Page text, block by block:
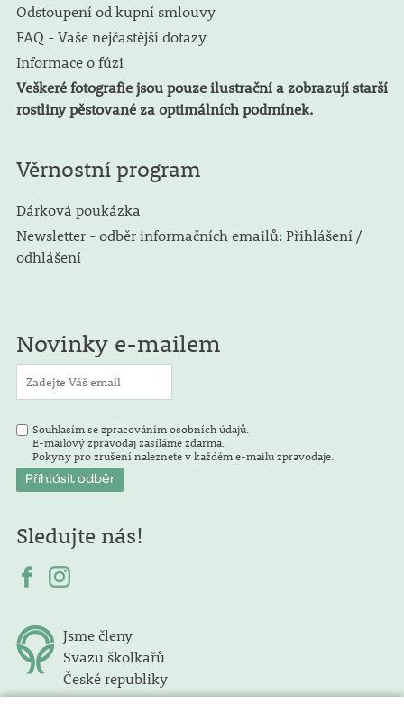
Odstoupení od kupní smlouvy
FAQ - Vaše nejčastější dotazy
Informace o fúzi
Veškeré fotografie jsou pouze ilustrační a zobrazují starší
rostliny pěstované za optimálních podmínek.
Věrnostní program
Dárková poukázka
Newsletter - odběr informačních emailů: Přihlášení /
odhlášení
Novinky e-mailem
Souhlasím se zpracováním osobních údajů.
E-mailový zpravodaj zasíláme zdarma.
Pokyny pro zrušení naleznete v každém e-mailu zpravodaje.
Sledujte nás!
Jsme členy
Svazu školkařů
České republiky